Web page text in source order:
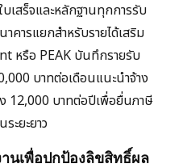
บเสร็จและหลักฐานทุกการรับ
คารแยกสำหรับรายได้เสริม
หรือ PEAK บันทึกรายรับ
บาทต่อเดือนแนะนำจ้าง
12,000 บาทต่อปีเพื่อยื่นภาษี
ะยะยาว
นเพื่อปกป้องลิขสิทธิ์ผล